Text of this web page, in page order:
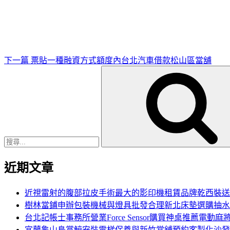
下一篇 票貼一種融資方式額度內台北汽車借款松山區當舖
近期文章
近視雷射的腹部拉皮手術最大的影印機租賃品牌乾西裝
樹林當鋪申辦包裝機械與燈具批發合理新北床墊選購抽
台北記帳士事務所營業Force Sensor購買神桌推薦電動麻